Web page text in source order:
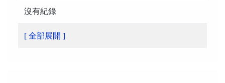
沒有紀錄
[ 全部展開 ]